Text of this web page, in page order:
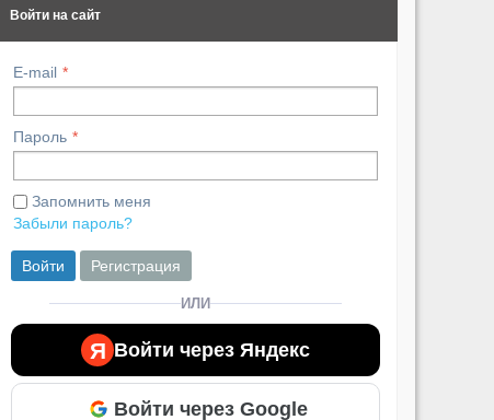
Войти на сайт
E-mail
Пароль
Запомнить меня
Забыли пароль?
Войти Регистрация
ИЛИ
Я Войти через Яндекс
Войти через Google